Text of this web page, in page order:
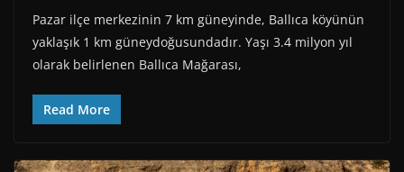
Pazar ilçe merkezinin 7 km güneyinde, Ballıca köyünün
yaklaşık 1 km güneydoğusundadır. Yaşı 3.4 milyon yıl
olarak belirlenen Ballıca Mağarası,
Read More